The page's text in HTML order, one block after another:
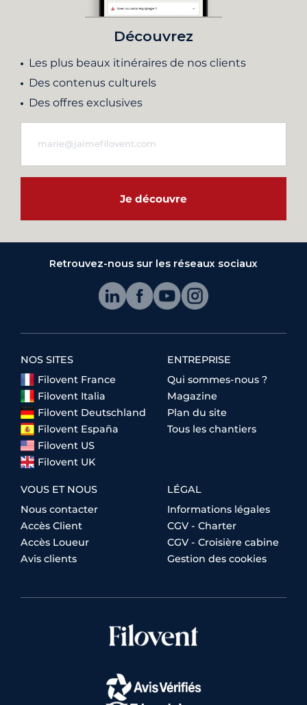
Découvrez
Les plus beaux itinéraires de nos clients
Des contenus culturels
Des offres exclusives
Je découvre
Retrouvez-nous sur les réseaux sociaux
NOS SITES
Filovent France
Filovent Italia
Filovent Deutschland
Filovent España
Filovent US
Filovent UK
ENTREPRISE
Qui sommes-nous ?
Magazine
Plan du site
Tous les chantiers
VOUS ET NOUS
Nous contacter
Accès Client
Accès Loueur
Avis clients
LÉGAL
Informations légales
CGV - Charter
CGV - Croisière cabine
Gestion des cookies